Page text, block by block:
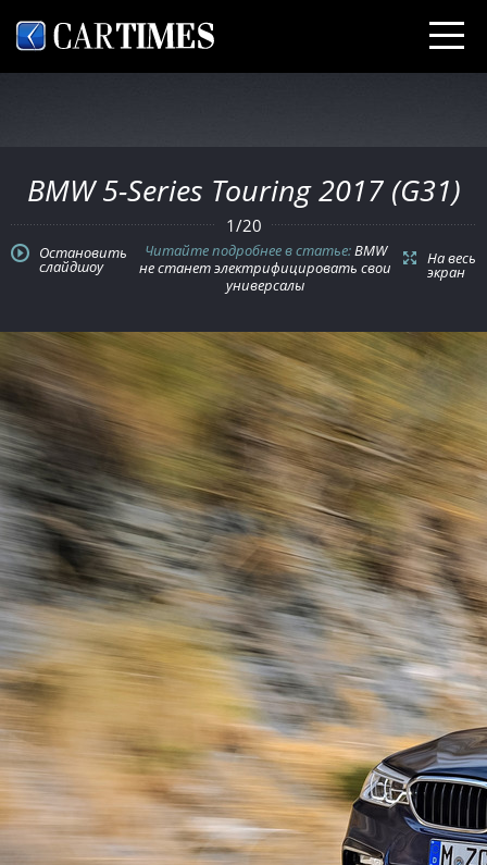
BMW 5-Series Touring 2017 (G31)
Остановить
слайдшоу На весь
экран
1/20
Читайте подробнее в статье:BMW
не станет электрифицировать свои
универсалы